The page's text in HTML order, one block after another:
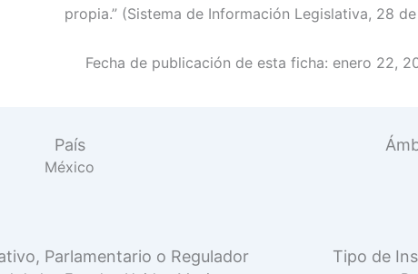
propia.” (Sistema de Información Legislativa, 28
Fecha de publicación de esta ficha: enero 22,
País
México
Parlamentario o Regulador Tipo de